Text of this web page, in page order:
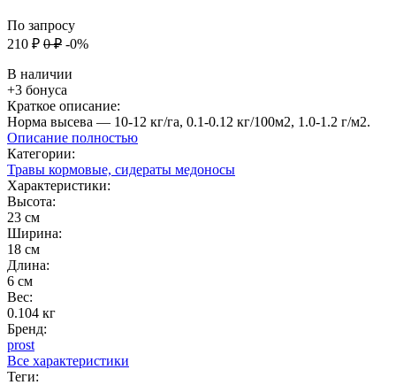
По запросу
210 ₽ 0 ₽ -0%
В наличии
+3 бонуса
Краткое описание:
Норма высева — 10-12 кг/га, 0.1-0.12 кг/100м2, 1.0-1.2 г/м2.
Описание полностью
Категории:
Травы кормовые, сидераты медоносы
Характеристики:
Высота:
23 см
Ширина:
18 см
Длина:
6 см
Вес:
0.104 кг
Бренд:
prost
Все характеристики
Теги: